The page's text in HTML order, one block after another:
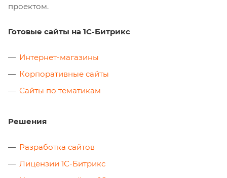
проектом.
Готовые сайты на 1С-Битрикс
Интернет-магазины
Корпоративные сайты
Сайты по тематикам
Решения
Разработка сайтов
Лицензии 1С-Битрикс